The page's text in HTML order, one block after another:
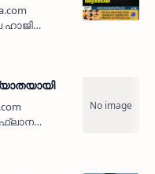
ഹാജി
പഴയ